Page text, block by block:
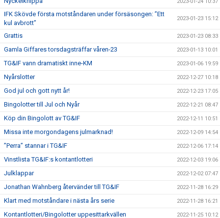
IFK Skövde första motståndaren under försäsongen: ”Ett
kul avbrott”
2023-01-23 15:12
Grattis 2023-01-23 08:33
Gamla Giffares torsdagsträffar våren-23 2023-01-13 10:01
TG&IF vann dramatiskt inne-KM 2023-01-06 19:59
Nyårslotter 2022-12-27 10:18
God jul och gott nytt år! 2022-12-23 17:05
Bingolotter till Jul och Nyår 2022-12-21 08:47
Köp din Bingolott av TG&IF 2022-12-11 10:51
Missa inte morgondagens julmarknad! 2022-12-09 14:54
”Perra” stannar i TG&IF 2022-12-06 17:14
Vinstlista TG&IF:s kontantlotteri 2022-12-03 19:06
Julklappar 2022-12-02 07:47
Jonathan Wahnberg återvänder till TG&IF 2022-11-28 16:29
Klart med motståndare i nästa års serie 2022-11-28 16:21
Kontantlotteri/Bingolotter uppesittarkvällen 2022-11-25 10:12